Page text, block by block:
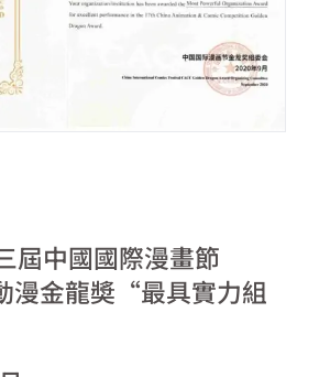
屆中國國際漫畫節
漫金龍奬“最具實力組